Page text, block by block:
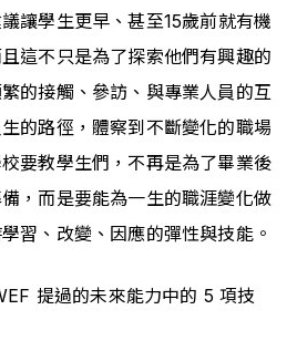
讓學生更早、甚至15歲前就有機
這不只是為了探索他們有興趣的
的接觸、參訪、與專業人員的互
的路徑，體察到不斷變化的職場
要教學生們，不再是為了畢業後
，而是要能為一生的職涯變化做
習、改變、因應的彈性與技能。
提過的未來能力中的 5 項技